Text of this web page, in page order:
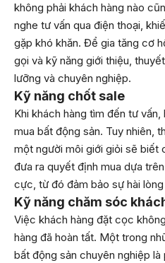
không phải khách hàng nào
nghe tư vấn qua điện thoại,
gặp khó khăn. Để gia tăng cơ
gọi và kỹ năng giới thiệu,
lưỡng và chuyên nghiệp.
Kỹ năng chốt sale
Khi khách hàng tìm đến tư
mua bất động sản. Tuy nhiên,
một người môi giới giỏi sẽ biết
đưa ra quyết định mua dựa
cực, từ đó đảm bảo sự hài
Kỹ năng chăm sóc
Việc khách hàng đặt cọc
hàng đã hoàn tất. Một trong
bất động sản chuyên nghiệp